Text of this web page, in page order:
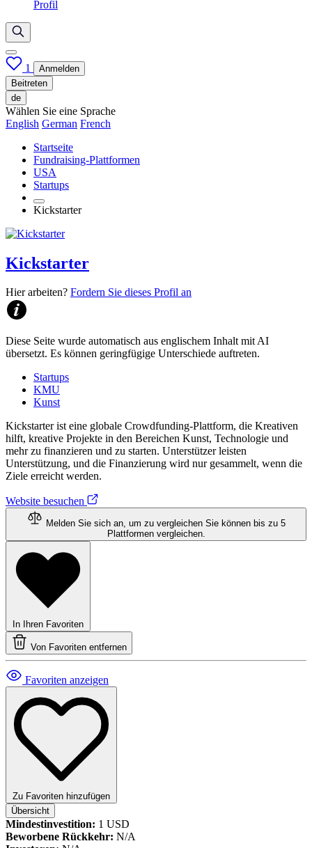
Profil
1
Anmelden
Beitreten
de
Wählen Sie eine Sprache
English German French
Startseite
Fundraising-Plattformen
USA
Startups
Kickstarter
Kickstarter
Hier arbeiten? Fordern Sie dieses Profil an
Diese Seite wurde automatisch aus englischem Inhalt mit AI
übersetzt. Es können geringfügige Unterschiede auftreten.
Startups
KMU
Kunst
Kickstarter ist eine globale Crowdfunding-Plattform, die Kreativen
hilft, kreative Projekte in den Bereichen Kunst, Technologie und
mehr zu finanzieren und zu starten. Unterstützer leisten
Unterstützung, und die Finanzierung wird nur gesammelt, wenn die
Ziele erreicht werden.
Website besuchen
Melden Sie sich an, um zu vergleichen Sie können bis zu 5
Plattformen vergleichen.
In Ihren Favoriten
Von Favoriten entfernen
Favoriten anzeigen
Zu Favoriten hinzufügen
Übersicht
Mindestinvestition: 1 USD
Beworbene Rückkehr: N/A